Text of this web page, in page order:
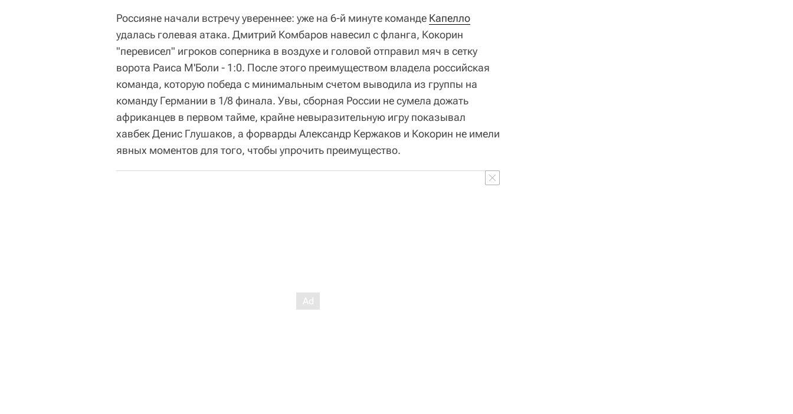
Россияне начали встречу увереннее: уже на 6-й минуте команде Капелло
удалась голевая атака. Дмитрий Комбаров навесил с фланга, Кокорин
"перевисел" игроков соперника в воздухе и головой отправил мяч в сетку
ворота Раиса М'Боли - 1:0. После этого преимуществом владела российская
команда, которую победа с минимальным счетом выводила из группы на
команду Германии в 1/8 финала. Увы, сборная России не сумела дожать
африканцев в первом тайме, крайне невыразительную игру показывал
хавбек Денис Глушаков, а форварды Александр Кержаков и Кокорин не имели
явных моментов для того, чтобы упрочить преимущество.